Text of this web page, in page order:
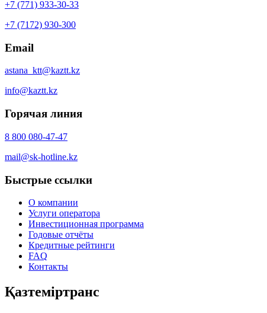
+7 (771) 933-30-33
+7 (7172) 930-300
Email
astana_ktt@kaztt.kz
info@kaztt.kz
Горячая линия
8 800 080-47-47
mail@sk-hotline.kz
Быстрые ссылки
О компании
Услуги оператора
Инвестиционная программа
Годовые отчёты
Кредитные рейтинги
FAQ
Контакты
Қазтеміртранс